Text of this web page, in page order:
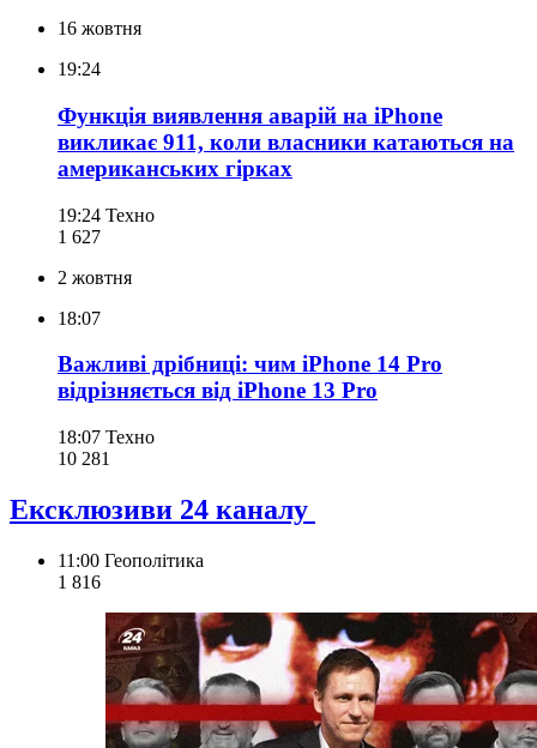
16 жовтня
19:24
Функція виявлення аварій на iPhone
викликає 911, коли власники катаються на
американських гірках
19:24 Техно
1 627
2 жовтня
18:07
Важливі дрібниці: чим iPhone 14 Pro
відрізняється від iPhone 13 Pro
18:07 Техно
10 281
Ексклюзиви 24 каналу
11:00 Геополітика
1 816